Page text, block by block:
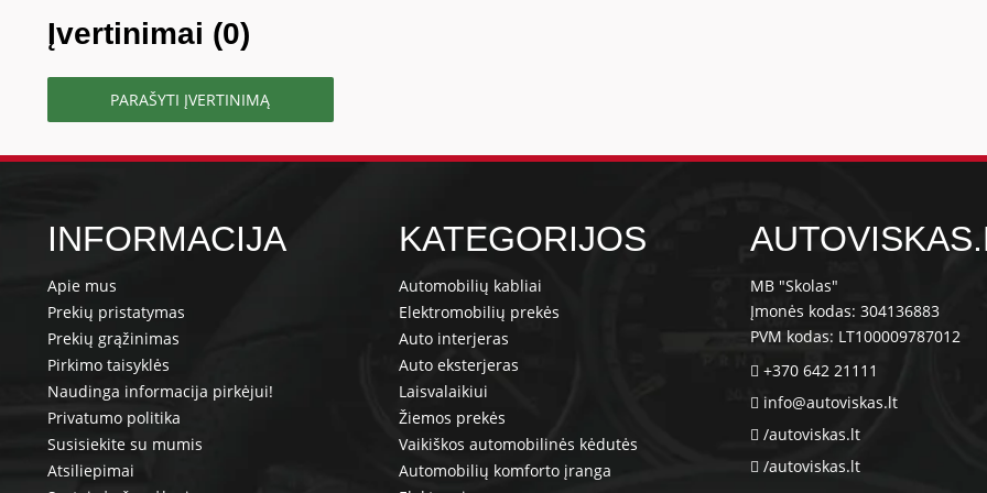
Įvertinimai (0)
PARAŠYTI ĮVERTINIMĄ
INFORMACIJA
Apie mus
Prekių pristatymas
Prekių grąžinimas
Pirkimo taisyklės
Naudinga informacija pirkėjui!
Privatumo politika
Susisiekite su mumis
Atsiliepimai
KATEGORIJOS
Automobilių kabliai
Elektromobilių prekės
Auto interjeras
Auto eksterjeras
Laisvalaikiui
Žiemos prekės
Vaikiškos automobilinės kėdutės
Automobilių komforto įranga
MB "Skolas"
Įmonės kodas: 304136883
PVM kodas: LT100009787012
+370 642 21111
info@autoviskas.lt
/autoviskas.lt
/autoviskas.lt